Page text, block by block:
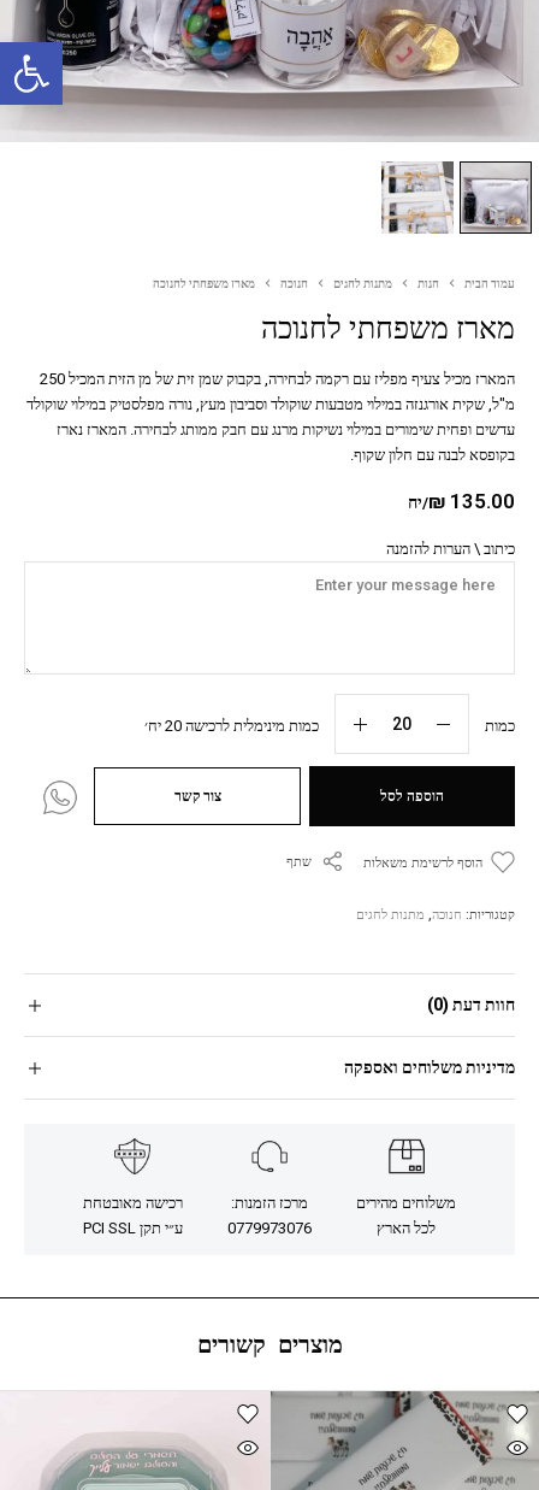
פתח סרגל נגישות
עמוד הבית חנות מתנות לחגים חנוכה מארז משפחתי לחנוכה
מארז משפחתי לחנוכה
₪ 135.00 /יח
כיתוב \ הערות להזמנה
כמות כמות מינימלית לרכישה 20 יח׳
הוספה לסל צור קשר
הוסף לרשימת משאלות שתף
קטגוריות: חנוכה, מתנות לחגים
המארז מכיל צעיף מפליז עם רקמה לבחירה, בקבוק שמן זית של מן הזית המכיל 250
מ"ל, שקית אורגנזה במילוי מטבעות שוקולד וסביבון מעץ, נורה מפלסטיק במילוי שוקולד
עדשים ופחית שימורים במילוי נשיקות מרנג עם חבק ממותג לבחירה. המארז נארז
בקופסא לבנה עם חלון שקוף.
חוות דעת (0)
מדיניות משלוחים ואספקה
משלוחים מהירים
לכל הארץ
מרכז הזמנות:
0779973076
רכישה מאובטחת
ע״י תקן PCI SSL
מוצרים קשורים